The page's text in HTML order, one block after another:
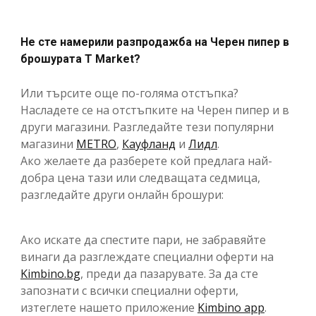
Не сте намерили разпродажба на Черен пипер в
брошурата T Market?
Или търсите още по-голяма отстъпка?
Насладете се на отстъпките на Черен пипер и в
други магазини. Разгледайте тези популярни
магазини METRO, Кауфланд и Лидл.
Ако желаете да разберете кой предлага най-
добра цена тази или следващата седмица,
разгледайте други онлайн брошури:
Ако искате да спестите пари, не забравяйте
винаги да разглеждате специални оферти на
Kimbino.bg, преди да пазарувате. За да сте
запознати с всички специални оферти,
изтеглете нашето приложение Kimbino app.